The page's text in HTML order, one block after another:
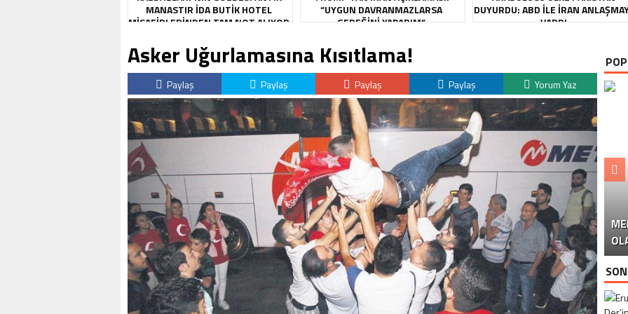
MANASTIR İDA BUTIK HOTEL
MISAFIRLERINDEN TAM NOT ALIYOR
“UYGUN DAVRANMAZLARSA
GEREĞINI YAPARIM”
DUYURDU: ABD ILE İRAN
VARDI
Asker Uğurlamasına Kısıtlama!
Paylaş Paylaş Paylaş Paylaş Yorum Yaz